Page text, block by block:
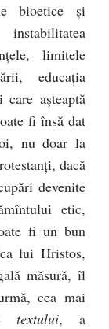
bioetice şi
limitele
educaţia
aşteaptă
fi însă dat
nu doar la
dacă
devenite
etic,
fi un bun
lui Hristos,
măsură, îl
cea mai
atextului, a